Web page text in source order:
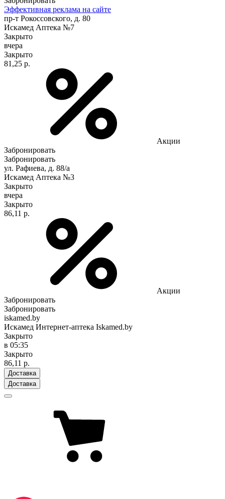
Эффективная реклама на сайте
пр-т Рокоссовского, д. 80
Искамед Аптека №7
Закрыто
вчера
Закрыто
81,25 р.
Акции
Забронировать
Забронировать
ул. Рафиева, д. 88/а
Искамед Аптека №3
Закрыто
вчера
Закрыто
86,11 р.
Акции
Забронировать
Забронировать
iskamed.by
Искамед Интернет-аптека Iskamed.by
Закрыто
в 05:35
Закрыто
86,11 р.
Доставка
Доставка